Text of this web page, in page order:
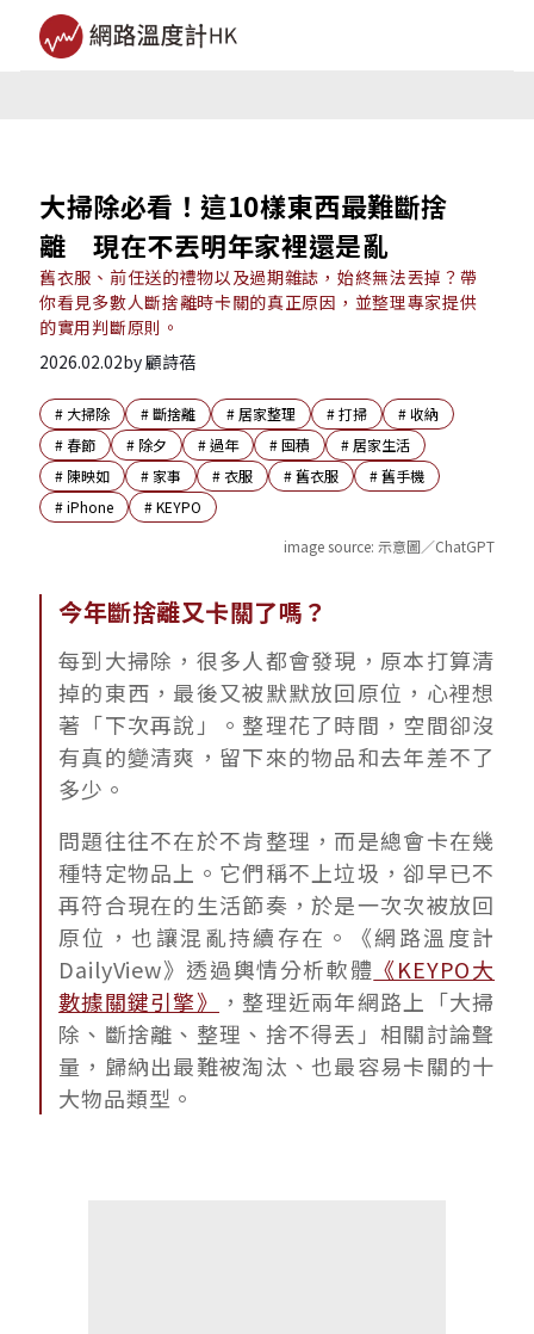
大掃除必看！這10樣東西最難斷捨
離 現在不丟明年家裡還是亂
舊衣服、前任送的禮物以及過期雜誌，始終無法丟掉？帶
你看見多數人斷捨離時卡關的真正原因，並整理專家提供
的實用判斷原則。
2026.02.02by顧詩蓓
# 大掃除 #斷捨離 # 居家整理 #打掃 # 收納
# 春節 # 除夕 #過年 #囤積 # 居家生活
# 陳映如 # 家事 #衣服 #舊衣服 #舊手機
#iPhone #KEYPO
image source: 示意圖／ChatGPT
今年斷捨離又卡關了嗎？
每到大掃除，很多人都會發現，原本打算清
掉的東西，最後又被默默放回原位，心裡想
著「下次再說」。整理花了時間，空間卻沒
有真的變清爽，留下來的物品和去年差不了
多少。
問題往往不在於不肯整理，而是總會卡在幾
種特定物品上。它們稱不上垃圾，卻早已不
再符合現在的生活節奏，於是一次次被放回
原位，也讓混亂持續存在。《網路溫度計
DailyView》透過輿情分析軟體 《KEYPO大
數據關鍵引擎》
，整理近兩年網路上「大掃
除、斷捨離、整理、捨不得丟」相關討論聲
量，歸納出最難被淘汰、也最容易卡關的十
大物品類型。